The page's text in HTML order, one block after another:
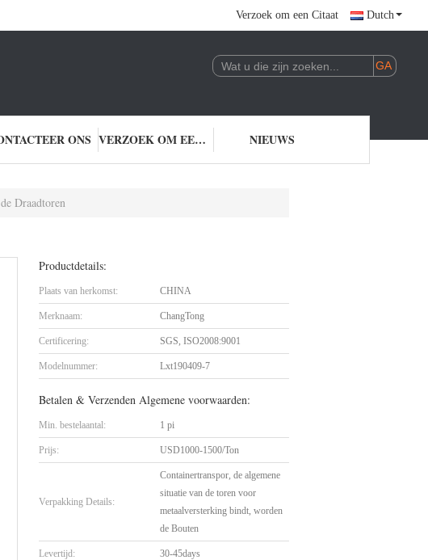
Verzoek om een Citaat Dutch
ONS VERZOEK OM EEN CITAAT NIEUWS
Draadtoren
Productdetails:
Plaats van herkomst: CHINA
Merknaam: ChangTong
Certificering: SGS, ISO2008:9001
Modelnummer: Lxt190409-7
Betalen & Verzenden Algemene voorwaarden:
Min. bestelaantal: 1 pi
Prijs: USD1000-1500/Ton
Verpakking Details:
Containertranspor, de algemene
situatie van de toren voor
metaalversterking bindt, worden
de Bouten
Levertijd: 30-45days